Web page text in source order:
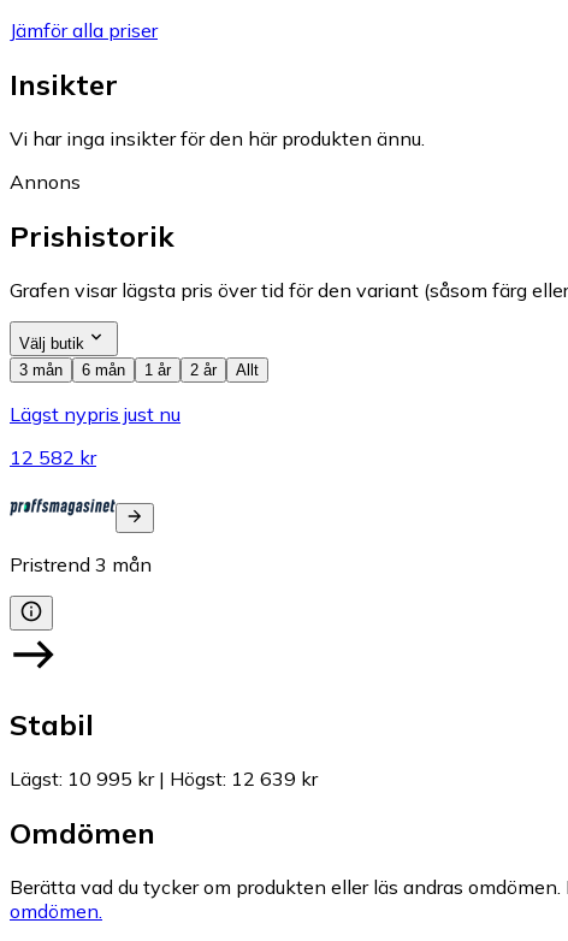
Jämför alla priser
Insikter
Vi har inga insikter för den här produkten ännu.
Annons
Prishistorik
Grafen visar lägsta pris över tid för den variant (såsom färg
Välj butik
3 mån
6 mån 1 år 2 år Allt
Lägst nypris just nu
12 582 kr
Pristrend 3 mån
Stabil
Lägst: 10 995 kr| Högst: 12 639 kr
Omdömen
Berätta vad du tycker om produkten eller läs andras
omdömen.